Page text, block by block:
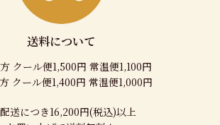
送料について
クール便1,500円 常温便1,100円
クール便1,400円 常温便1,000円
送につき16,200円(税込)以上